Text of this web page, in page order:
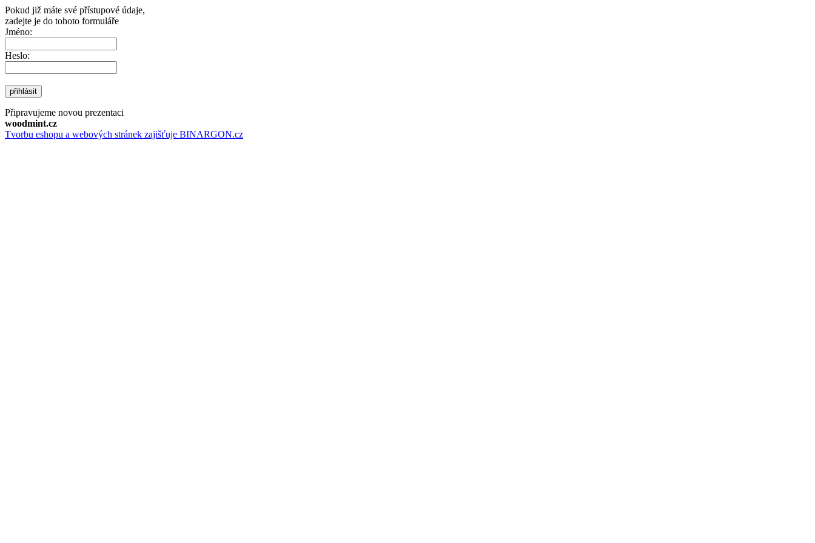
Pokud již máte své přístupové údaje,
zadejte je do tohoto formuláře
Jméno:
Heslo:
přihlásit
Připravujeme novou prezentaci
woodmint.cz
Tvorbu eshopu a webových stránek zajišťuje BINARGON.cz